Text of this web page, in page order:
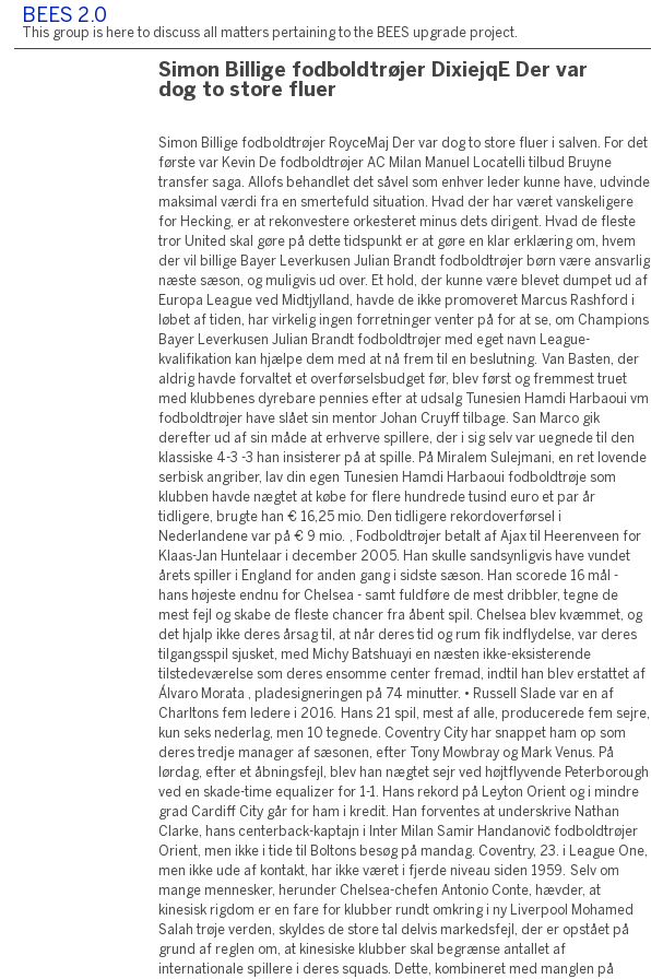
BEES 2.0
This group is here to discuss all matters pertaining to the BEES upgrade project.
Simon Billige fodboldtrøjer DixiejqE Der var
dog to store fluer
Simon Billige fodboldtrøjer RoyceMaj Der var dog to store fluer i salven. For det
første var Kevin De fodboldtrøjer AC Milan Manuel Locatelli tilbud Bruyne
transfer saga. Allofs behandlet det såvel som enhver leder kunne have, udvinde
maksimal værdi fra en smertefuld situation. Hvad der har været vanskeligere
for Hecking, er at rekonvestere orkesteret minus dets dirigent. Hvad de fleste
tror United skal gøre på dette tidspunkt er at gøre en klar erklæring om, hvem
der vil billige Bayer Leverkusen Julian Brandt fodboldtrøjer børn være ansvarlig
næste sæson, og muligvis ud over. Et hold, der kunne være blevet dumpet ud af
Europa League ved Midtjylland, havde de ikke promoveret Marcus Rashford i
løbet af tiden, har virkelig ingen forretninger venter på for at se, om Champions
Bayer Leverkusen Julian Brandt fodboldtrøjer med eget navn League-
kvalifikation kan hjælpe dem med at nå frem til en beslutning. Van Basten, der
aldrig havde forvaltet et overførselsbudget før, blev først og fremmest truet
med klubbenes dyrebare pennies efter at udsalg Tunesien Hamdi Harbaoui vm
fodboldtrøjer have slået sin mentor Johan Cruyff tilbage. San Marco gik
derefter ud af sin måde at erhverve spillere, der i sig selv var uegnede til den
klassiske 4-3 -3 han insisterer på at spille. På Miralem Sulejmani, en ret lovende
serbisk angriber, lav din egen Tunesien Hamdi Harbaoui fodboldtrøje som
klubben havde nægtet at købe for flere hundrede tusind euro et par år
tidligere, brugte han € 16,25 mio. Den tidligere rekordoverførsel i
Nederlandene var på € 9 mio. , Fodboldtrøjer betalt af Ajax til Heerenveen for
Klaas-Jan Huntelaar i december 2005. Han skulle sandsynligvis have vundet
årets spiller i England for anden gang i sidste sæson. Han scorede 16 mål -
hans højeste endnu for Chelsea - samt fuldføre de mest dribbler, tegne de
mest fejl og skabe de fleste chancer fra åbent spil. Chelsea blev kvæmmet, og
det hjalp ikke deres årsag til, at når deres tid og rum fik indflydelse, var deres
tilgangsspil sjusket, med Michy Batshuayi en næsten ikke-eksisterende
tilstedeværelse som deres ensomme center fremad, indtil han blev erstattet af
Álvaro Morata , pladesigneringen på 74 minutter. • Russell Slade var en af ​​
Charltons fem ledere i 2016. Hans 21 spil, mest af alle, producerede fem sejre,
kun seks nederlag, men 10 tegnede. Coventry City har snappet ham op som
deres tredje manager af sæsonen, efter Tony Mowbray og Mark Venus. På
lørdag, efter et åbningsfejl, blev han nægtet sejr ved højtflyvende Peterborough
ved en skade-time equalizer for 1-1. Hans rekord på Leyton Orient og i mindre
grad Cardiff City går for ham i kredit. Han forventes at underskrive Nathan
Clarke, hans centerback-kaptajn i Inter Milan Samir Handanovič fodboldtrøjer
Orient, men ikke i tide til Boltons besøg på mandag. Coventry, 23. i League One,
men ikke ude af kontakt, har ikke været i fjerde niveau siden 1959. Selv om
mange mennesker, herunder Chelsea-chefen Antonio Conte, hævder, at
kinesisk rigdom er en fare for klubber rundt omkring i ny Liverpool Mohamed
Salah trøje verden, skyldes de store tal delvis markedsfejl, der er opstået på
grund af reglen om, at kinesiske klubber skal begrænse antallet af
internationale spillere i deres squads. Dette, kombineret med manglen på